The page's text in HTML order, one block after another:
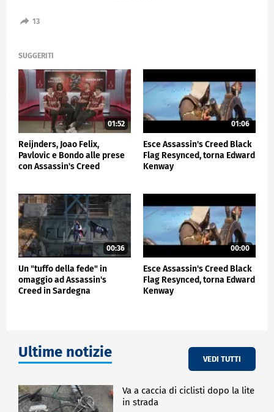
ambientato nel Paese del Sol Levante, è andata in
nata proprio nel periodo Sengoku, il Giappone
feudale in cui si muovono i protagonisti del
videogame, un samurai (Yasuke) e una assassina
(Naoe).
Come i precedenti capitoli, il gioco punta sul grande
realismo dell'ambientazione e su una accurata
ricostruzione storica, per cui ci si è avvalsi della
collaborazione di professori giapponesi e non solo e
ha permesso di far rivivere quel periodo
centrale dell'epoca.
Non poteva mancare l'arte dello shodo, la calligrafia
che diventa un'opera e un rito, e l'arte della spada,
con la katana grande protagonista, simbolo dei
combattimenti e dei guerrieri dell'epoca e fra le
armi che i giocatori hanno a disposizione per
immergersi nell'atmosfera del Giappone del 16esimo
secolo.
13
SUGGERITI
01:52
Reijnders, Joao Felix,
Pavlovic e Bondo alle prese
con Assassin's Creed
01:06
Esce Assassin's Creed Black
Flag Resynced, torna Edward
Kenway
00:36
Un "tuffo della fede" in
omaggio ad Assassin's
Creed in Sardegna
00:00
Esce Assassin's Creed Black
Flag Resynced, torna Edward
Kenway
Ultime notizie VEDI TUTTI
Va a caccia di ciclisti dopo la lite
in strada